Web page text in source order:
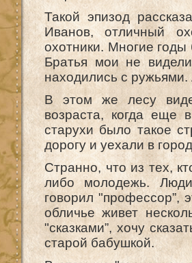
Такой эпизод
Иванов, отличный
охотники. Многие годы
Братья мои не
находились с
В этом же лесу
возраста, когда
старухи было такое
дорогу и уехали в
Странно, что из тех,
либо молодежь.
говорил "профессор”,
обличье живет
"сказками”, хочу
старой бабушкой.